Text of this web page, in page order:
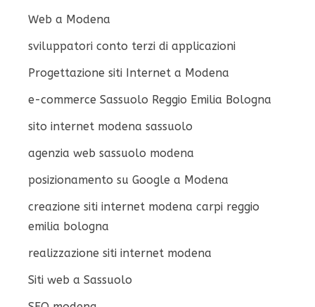
Web a Modena
sviluppatori conto terzi di applicazioni
Progettazione siti Internet a Modena
e-commerce Sassuolo Reggio Emilia Bologna
sito internet modena sassuolo
agenzia web sassuolo modena
posizionamento su Google a Modena
creazione siti internet modena carpi reggio
emilia bologna
realizzazione siti internet modena
Siti web a Sassuolo